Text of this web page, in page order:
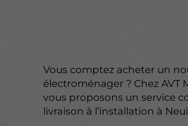
Vous comptez acheter un
électroménager ? Chez AVT
vous proposons un service
livraison à l’installation à